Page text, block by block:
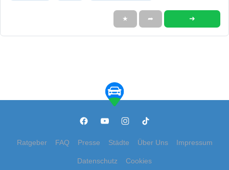
★ ➦ ➜
Ratgeber FAQ Presse Städte Über Uns Impressum
Datenschutz Cookies